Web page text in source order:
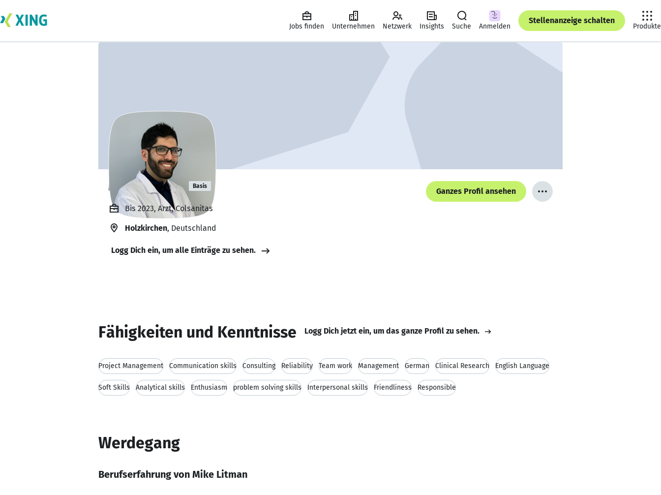
Jobs finden Unternehmen Netzwerk Insights Suche Anmelden
Stellenanzeige schalten
Produkte
Mike Litman Basis
Ganzes Profil ansehen
Bis 2023, Arzt, Colsanitas
Holzkirchen, Deutschland
Logg Dich ein, um alle Einträge zu sehen.
Fähigkeiten und Kenntnisse Logg Dich jetzt ein, um das ganze Profil zu sehen.
Project Management Communication skills Consulting Reliability Team work Management German Clinical Research English Language
Soft Skills Analytical skills Enthusiasm problem solving skills Interpersonal skills Friendliness Responsible
Werdegang
Berufserfahrung von Mike Litman